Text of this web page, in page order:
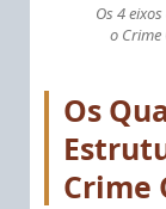
Os 4
o
Os
Crime